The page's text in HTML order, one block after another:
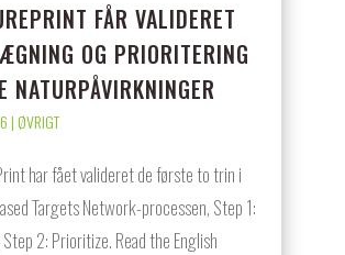
FÅR VALIDERET
OG PRIORITERING
NATURPÅVIRKNINGER
|ØVRIGT
har fået valideret de første to trin i
Targets Network-processen, Step 1:
2: Prioritize. Read the English